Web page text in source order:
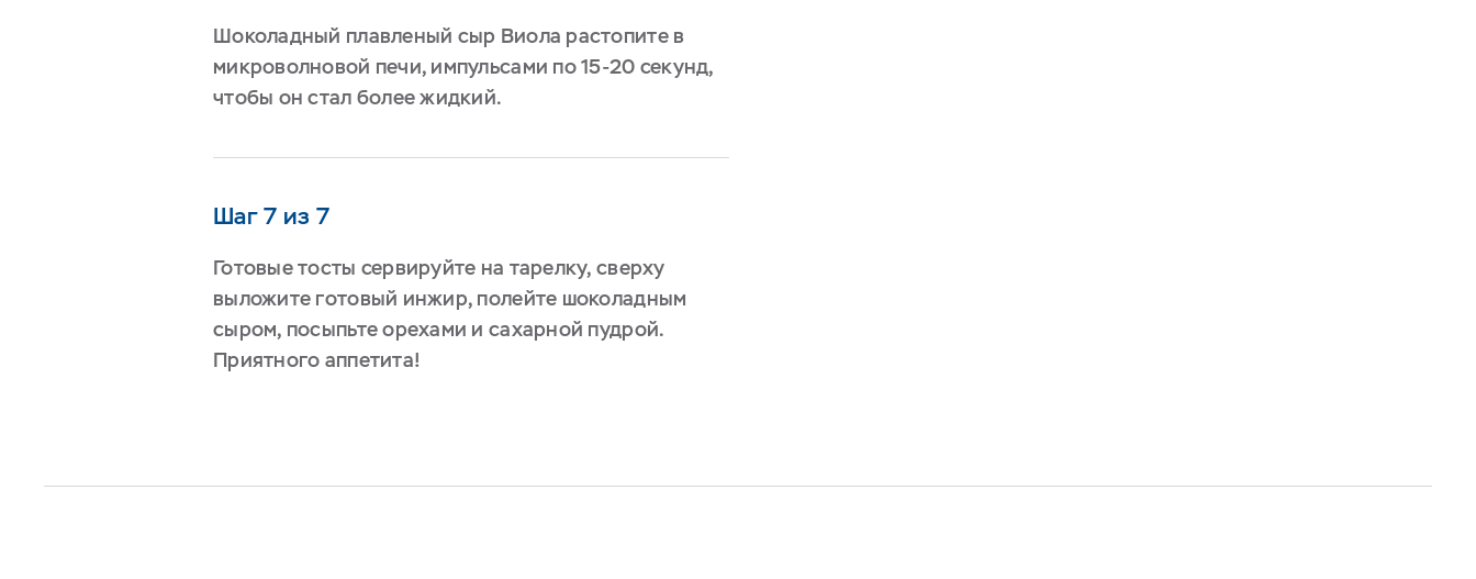
Шоколадный плавленый сыр Виола растопите в
микроволновой печи, импульсами по 15-20 секунд,
чтобы он стал более жидкий.
Шаг 7 из 7
Готовые тосты сервируйте на тарелку, сверху
выложите готовый инжир, полейте шоколадным
сыром, посыпьте орехами и сахарной пудрой.
Приятного аппетита!